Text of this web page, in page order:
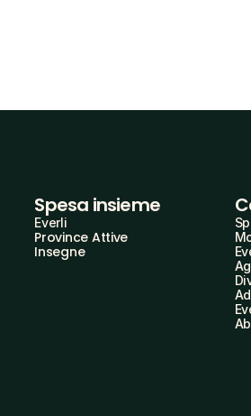
Spesa insieme
Everli
Province Attive
Insegne